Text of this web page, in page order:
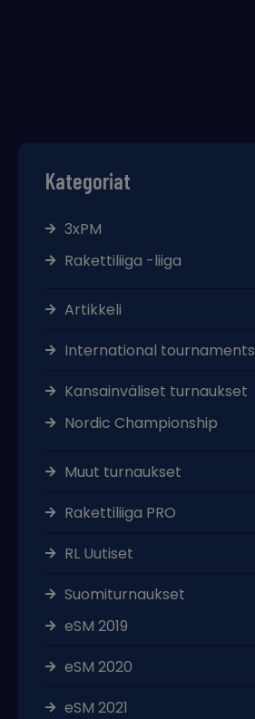
Kategoriat
3xPM
Rakettiliiga -liiga
Artikkeli
International tournaments
Kansainväliset turnaukset
Nordic Championship
Muut turnaukset
Rakettiliiga PRO
RL Uutiset
Suomiturnaukset
eSM 2019
eSM 2020
eSM 2021